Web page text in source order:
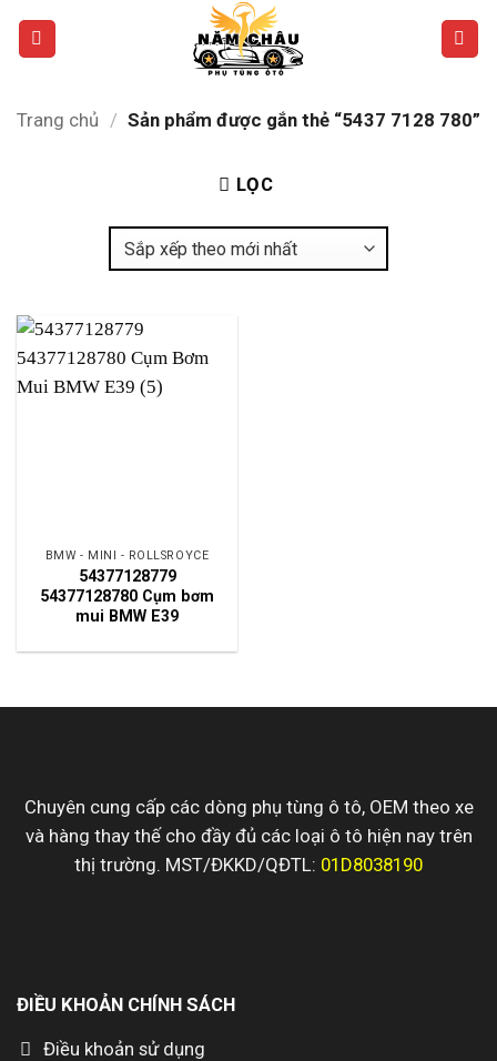
Trang chủ / Sản phẩm được gắn thẻ “5437 7128 780”
LỌC
BMW - MINI - ROLLSROYCE
54377128779
54377128780 Cụm bơm
mui BMW E39
Chuyên cung cấp các dòng phụ tùng ô tô, OEM theo xe
và hàng thay thế cho đầy đủ các loại ô tô hiện nay trên
thị trường. MST/ĐKKD/QĐTL: 01D8038190
ĐIỀU KHOẢN CHÍNH SÁCH
Điều khoản sử dụng